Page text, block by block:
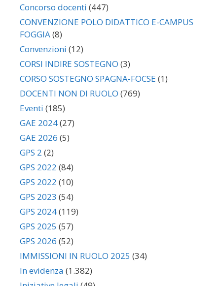
Concorso docenti (447)
CONVENZIONE POLO DIDATTICO E-CAMPUS
FOGGIA(8)
Convenzioni (12)
CORSI INDIRE SOSTEGNO (3)
CORSO SOSTEGNO SPAGNA-FOCSE (1)
DOCENTI NON DI RUOLO (769)
Eventi (185)
GAE 2024(27)
GAE 2026 (5)
GPS 2 (2)
GPS 2022 (84)
GPS 2022 (10)
GPS 2023 (54)
GPS 2024(119)
GPS 2025 (57)
GPS 2026 (52)
IMMISSIONI IN RUOLO 2025 (34)
In evidenza (1.382)